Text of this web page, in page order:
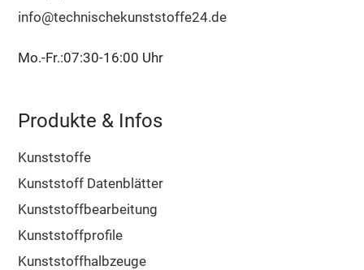
info@technischekunststoffe24.de
Mo.-Fr.:07:30-16:00 Uhr
Produkte & Infos
Kunststoffe
Kunststoff Datenblätter
Kunststoffbearbeitung
Kunststoffprofile
Kunststoffhalbzeuge